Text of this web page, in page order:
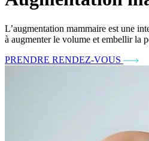
L’augmentation mammaire est une
à augmenter le volume et embellir la
PRENDRE RENDEZ-VOUS